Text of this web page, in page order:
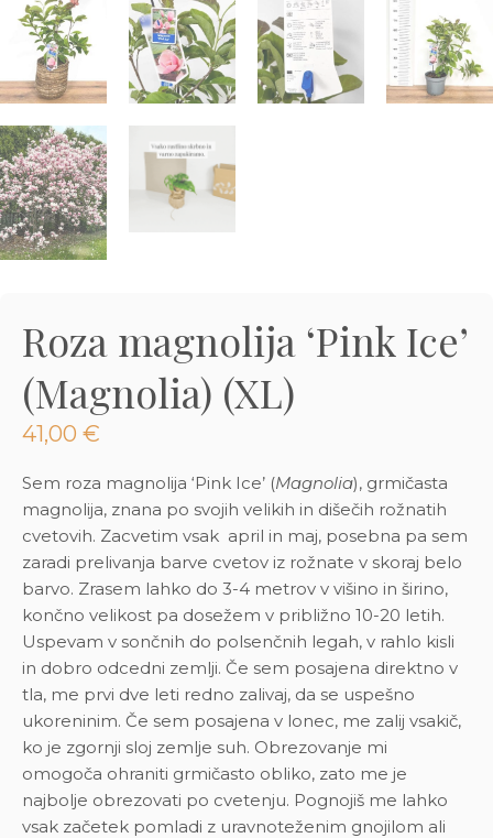
Roza magnolija ‘Pink Ice’
(Magnolia) (XL)
41,00 €
Sem roza magnolija ‘Pink Ice’ (Magnolia), grmičasta
magnolija, znana po svojih velikih in dišečih rožnatih
cvetovih. Zacvetim vsak april in maj, posebna pa sem
zaradi prelivanja barve cvetov iz rožnate v skoraj belo
barvo. Zrasem lahko do 3-4 metrov v višino in širino,
končno velikost pa dosežem v približno 10-20 letih.
Uspevam v sončnih do polsenčnih legah, v rahlo kisli
in dobro odcedni zemlji. Če sem posajena direktno v
tla, me prvi dve leti redno zalivaj, da se uspešno
ukoreninim. Če sem posajena v lonec, me zalij vsakič,
ko je zgornji sloj zemlje suh. Obrezovanje mi
omogoča ohraniti grmičasto obliko, zato me je
najbolje obrezovati po cvetenju. Pognojiš me lahko
vsak začetek pomladi z uravnoteženim gnojilom ali
€
Dodaj v košarico
Preberi prispevek